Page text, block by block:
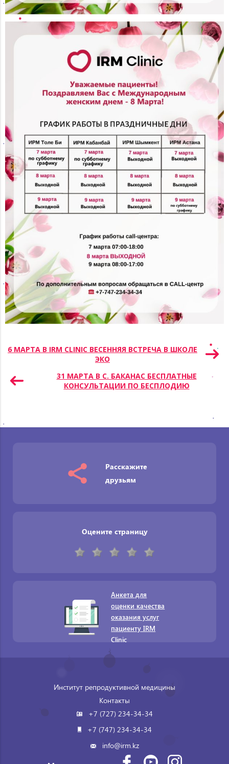
Навигация
записям
6 МАРТА В IRM CLINIC ВЕСЕННЯЯ ВСТРЕЧА В ШКОЛЕ
ЭКО
31 МАРТА В С. БАКАНАС БЕСПЛАТНЫЕ
КОНСУЛЬТАЦИИ ПО БЕСПЛОДИЮ
Расскажите
друзьям
Оцените страницу
Анкета для
оценки качества
оказания услуг
пациенту IRM
Clinic
Институт репродуктивной медицины
Контакты
+7 (727) 234-34-34
+7 (747) 234-34-34
info@irm.kz